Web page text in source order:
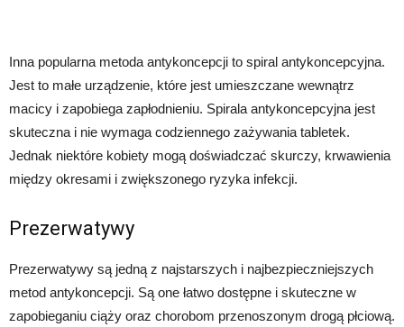
Inna popularna metoda antykoncepcji to spiral antykoncepcyjna.
Jest to małe urządzenie, które jest umieszczane wewnątrz
macicy i zapobiega zapłodnieniu. Spirala antykoncepcyjna jest
skuteczna i nie wymaga codziennego zażywania tabletek.
Jednak niektóre kobiety mogą doświadczać skurczy, krwawienia
między okresami i zwiększonego ryzyka infekcji.
Prezerwatywy
Prezerwatywy są jedną z najstarszych i najbezpieczniejszych
metod antykoncepcji. Są one łatwo dostępne i skuteczne w
zapobieganiu ciąży oraz chorobom przenoszonym drogą płciową.